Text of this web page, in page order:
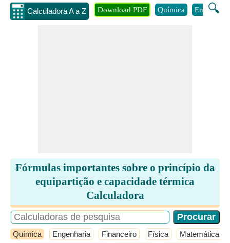
Calculadora A a Z 🔍
Download PDF Química
Fórmulas importantes sobre o princípio da
equipartição e capacidade térmica
Calculadora
Química Engenharia Financeiro Física Matemática